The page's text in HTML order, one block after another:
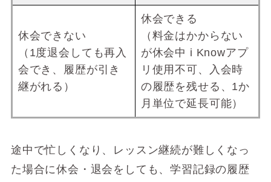
休会できない
（1度退会しても再入
会でき、履歴が引き
継がれる）
休会できる
（料金はかからない
が休会中 i Knowアプ
リ使用不可、入会時
の履歴を残せる、1か
月単位で延長可能）
途中で忙しくなり、レッスン継続が難しくなっ
た場合に休会・退会をしても、学習記録の履歴